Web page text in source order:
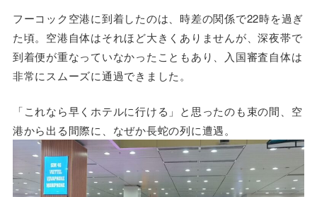
フーコック空港に到着したのは、時差の関係で22時を過ぎ
た頃。空港自体はそれほど大きくありませんが、深夜帯で
到着便が重なっていなかったこともあり、入国審査自体は
非常にスムーズに通過できました。
「これなら早くホテルに行ける」と思ったのも束の間、空
港から出る間際に、なぜか長蛇の列に遭遇。